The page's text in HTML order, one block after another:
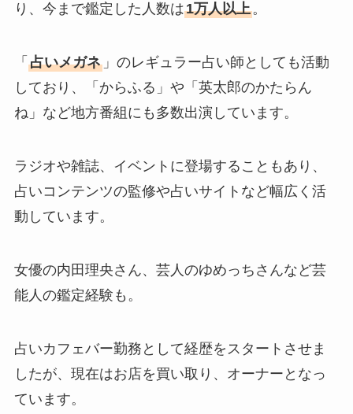
り、今まで鑑定した人数は1万人以上。
「 占いメガネ」のレギュラー占い師としても活動
しており、「からふる」や「英太郎のかたらん
ね」など地方番組にも多数出演しています。
ラジオや雑誌、イベントに登場することもあり、
占いコンテンツの監修や占いサイトなど幅広く活
動しています。
女優の内田理央さん、芸人のゆめっちさんなど芸
能人の鑑定経験も。
占いカフェバー勤務として経歴をスタートさせま
したが、現在はお店を買い取り、オーナーとなっ
ています。